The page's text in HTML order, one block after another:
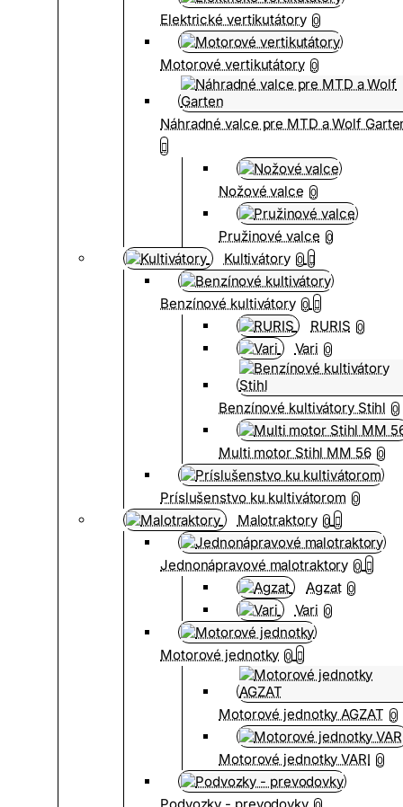
Elektrické vertikutátory 0
Motorové vertikutátory 0
Náhradné valce pre MTD a Wolf
Nožové valce 0
Pružinové valce 0
Kultivátory 0
Benzínové kultivátory 0
RURIS 0
Vari 0
Benzínové kultivátory Stihl 0
Multi motor Stihl MM 56 0
Príslušenstvo ku kultivátorom 0
Malotraktory 0
Jednonápravové malotraktory 0
Agzat 0
Vari 0
Motorové jednotky 0
Motorové jednotky AGZAT 0
Motorové jednotky VARI 0
Podvozky - prevodovky